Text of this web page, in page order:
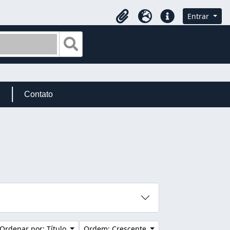
Área de Transferência
IdiomaAtalhos Entrar
Contato